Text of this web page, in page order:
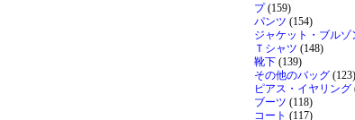
プ(159)
パンツ (154)
ジャケット・ブルゾ
Ｔシャツ (148)
靴下 (139)
その他のバッグ (123)
ピアス・イヤリング
ブーツ (118)
コート (117)